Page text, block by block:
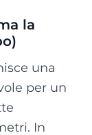
la
una
per un
In